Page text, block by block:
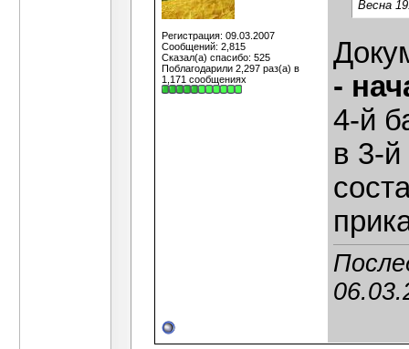
Регистрация: 09.03.2007
Сообщений: 2,815
Сказал(а) спасибо: 525
Поблагодарили 2,297 раз(а) в
1,171 сообщениях
Весна
-
4-й
в 3-й